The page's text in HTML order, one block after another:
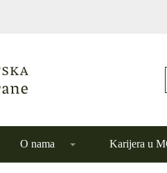
O nama Karijera u